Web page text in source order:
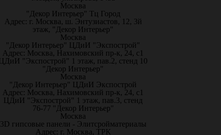
Москва
"Декор Интерьер" Тц Город
Адрес: г. Москва, ш. Энтузиастов, 12, 3й
этаж, "Декор Интерьер"
Москва
"Декор Интерьер" ЦДиИ "Экспострой"
Адрес: Москва, Нахимовский пр-к, 24, с1
"Экспострой" 1 этаж, пав.2, стенд 10
"Декор Интерьер"
Москва
"Декор Интерьер" ЦДиИ Экспострой
Адрес: Москва, Нахимовский пр-к, 24, с1
ЦДиИ "Экспострой" 1 этаж, пав.3, стенд
76-77 "Декор Интерьер"
Москва
3D гипсовые панели - Элитсройматериалы
Адрес: г. Москва, ТРК